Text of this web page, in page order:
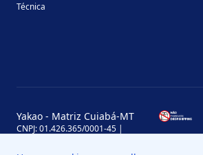
Técnica
Yakao - Matriz Cuiabá-MT
CNPJ: 01.426.365/0001-45 |